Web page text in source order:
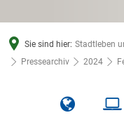
Sie sind hier: Stadtleben
Pressearchiv
2024